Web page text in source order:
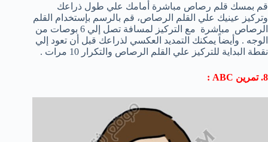
قم بمسك قلم رصاص مباشرة أمامك علي طول ذراعك
وتركيز عينيك علي القلم الرصاص، قم بالرسم بإستخدام القلم
الرصاص مباشرة مع التركيز لمسافة تصل إلي 6 بوصات من
الوجه . وأيضاً يمكنك التمديد العكسي لذراعك قبل أن تعود إلي
نقطة البداية للتركيز علي القلم الرصاص والتكرار 10 مرات .
8. تمرين ABC :